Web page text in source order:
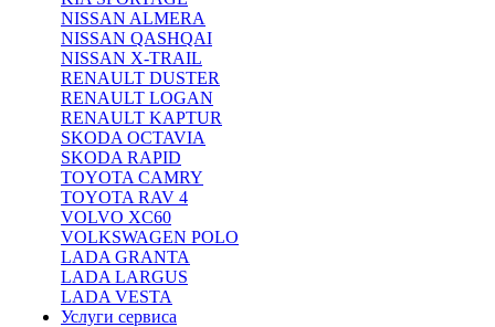
NISSAN ALMERA
NISSAN QASHQAI
NISSAN X-TRAIL
RENAULT DUSTER
RENAULT LOGAN
RENAULT KAPTUR
SKODA OCTAVIA
SKODA RAPID
TOYOTA CAMRY
TOYOTA RAV 4
VOLVO XC60
VOLKSWAGEN POLO
LADA GRANTA
LADA LARGUS
LADA VESTA
Услуги сервиса